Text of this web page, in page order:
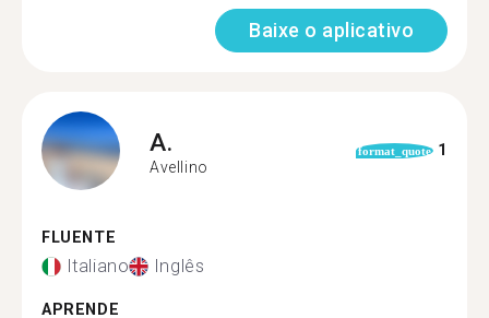
Baixe o aplicativo
A.
Avellino
format_quote 1
FLUENTE
Italiano Inglês
APRENDE